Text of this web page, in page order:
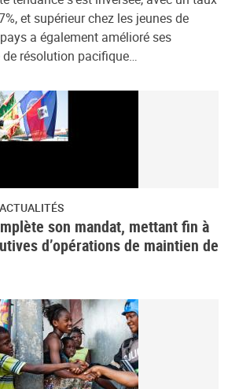
et supérieur chez les jeunes de
a également amélioré ses
résolution pacifique…
ACTUALITÉS
son mandat, mettant fin à
d’opérations de maintien de